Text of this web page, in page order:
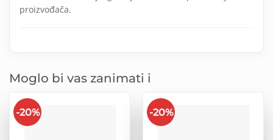
proizvođača.
Moglo bi vas zanimati i
-20% -20%